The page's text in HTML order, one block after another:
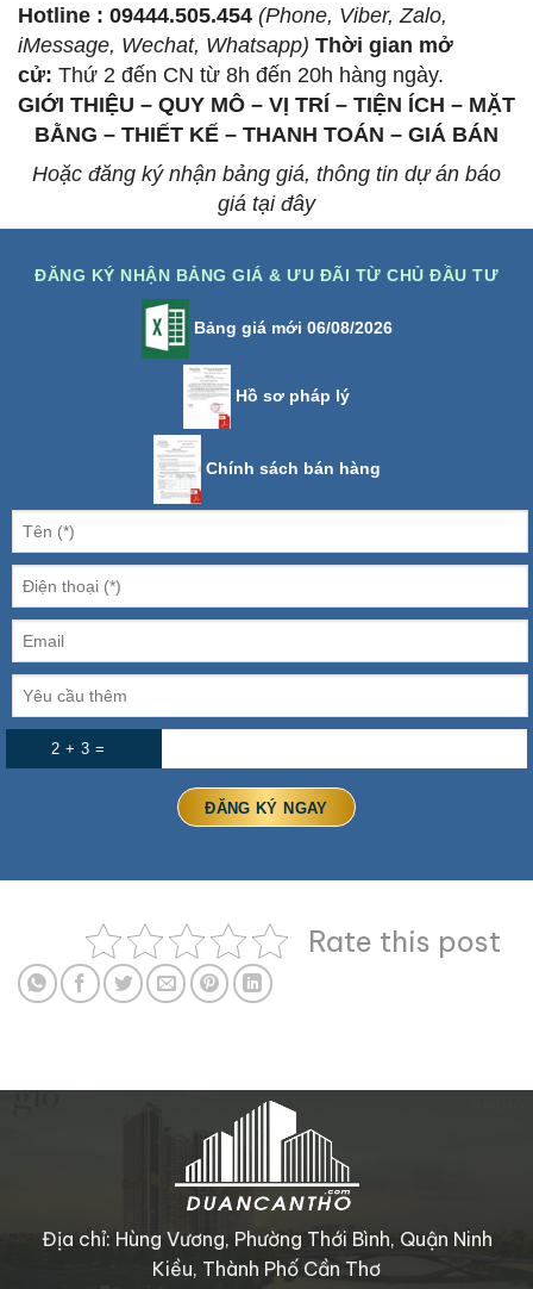
Hotline : 09444.505.454 (Phone, Viber, Zalo,
iMessage, Wechat, Whatsapp) Thời gian mở
cử: Thứ 2 đến CN từ 8h đến 20h hàng ngày.
GIỚI THIỆU – QUY MÔ – VỊ TRÍ – TIỆN ÍCH – MẶT
BẰNG – THIẾT KẾ – THANH TOÁN – GIÁ BÁN
Hoặc đăng ký nhận bảng giá, thông tin dự án báo
giá tại đây
ĐĂNG KÝ NHẬN BẢNG GIÁ & ƯU ĐÃI TỪ CHỦ ĐẦU TƯ
Bảng giá mới 06/08/2026
Hồ sơ pháp lý
Chính sách bán hàng
2 + 3 =
Rate this post
Địa chỉ: Hùng Vương, Phường Thới Bình, Quận Ninh
Kiều, Thành Phố Cần Thơ